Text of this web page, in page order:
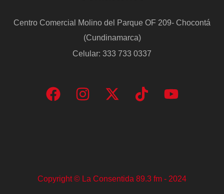
Centro Comercial Molino del Parque OF 209- Chocontá
(Cundinamarca)
Celular: 333 733 0337
Copyright © La Consentida 89.3 fm - 2024